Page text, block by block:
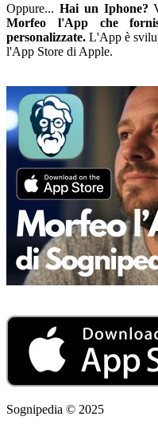
Oppure... Hai un Iphone?
Morfeo l'App che
personalizzate. L'App è
l'App Store di Apple.
Sognipedia © 2025